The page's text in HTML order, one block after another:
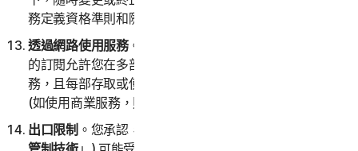
務定義資格準則和隨時變更這些準則的權利。
透過網路使用服務。您可以透過網路使用服務，前提是您
的訂閱允許您在多部電腦或裝置上存取或使用消費者服
務，且每部存取或使用服務的電腦或裝置都來自單一家庭
(如使用商業服務，則來自單一小型企業)。
出口限制 。您承認，服務及相關技術資料 (以下統稱「